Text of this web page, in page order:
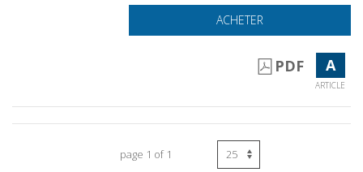
ACHETER
PDF A
ARTICLE
page 1 of 1